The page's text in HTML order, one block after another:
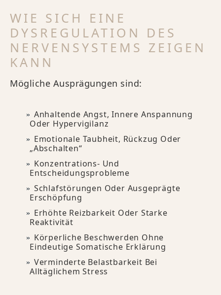
WIE SICH EINE
DYSREGULATION DES
NERVENSYSTEMS ZEIGEN
KANN
Mögliche Ausprägungen sind:
Anhaltende Angst, Innere Anspannung
Oder Hypervigilanz
Emotionale Taubheit, Rückzug Oder
„Abschalten“
Konzentrations- Und
Entscheidungsprobleme
Schlafstörungen Oder Ausgeprägte
Erschöpfung
Erhöhte Reizbarkeit Oder Starke
Reaktivität
Körperliche Beschwerden Ohne
Eindeutige Somatische Erklärung
Verminderte Belastbarkeit Bei
Alltäglichem Stress